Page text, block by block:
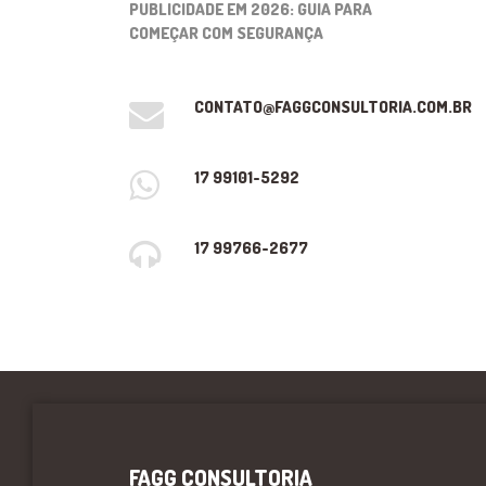
PUBLICIDADE EM 2026: GUIA PARA
COMEÇAR COM SEGURANÇA
CONTATO@FAGGCONSULTORIA.COM.BR
17 99101-5292
17 99766-2677
FAGG CONSULTORIA